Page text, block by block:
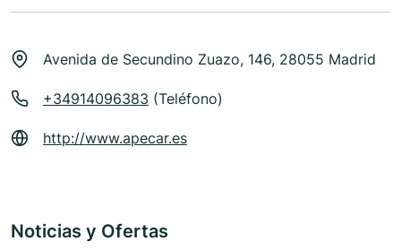
Avenida de Secundino Zuazo, 146, 28055 Madrid
+34914096383 (Teléfono)
http://www.apecar.es
Noticias y Ofertas